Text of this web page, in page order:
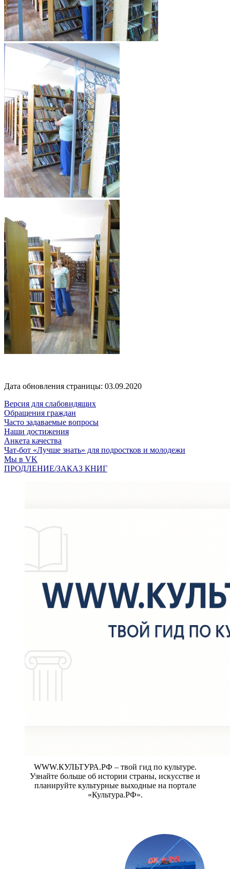
Дата обновления страницы: 03.09.2020
Версия для слабовидящих
Обращения граждан
Часто задаваемые вопросы
Наши достижения
Анкета качества
Чат-бот «Лучше знать» для подростков и молодежи
Мы в VK
ПРОДЛЕНИЕ/ЗАКАЗ КНИГ
WWW.КУЛЬТУРА.РФ – твой гид по культуре.
Узнайте больше об истории страны, искусстве и
планируйте культурные выходные на портале
«Культура.РФ».